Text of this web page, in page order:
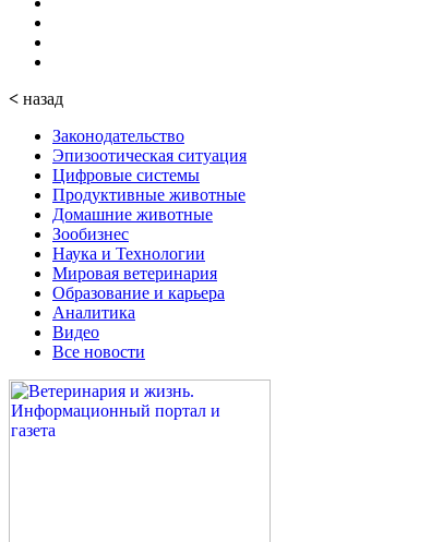
< назад
Законодательство
Эпизоотическая ситуация
Цифровые системы
Продуктивные животные
Домашние животные
Зообизнес
Наука и Технологии
Мировая ветеринария
Образование и карьера
Аналитика
Видео
Все новости